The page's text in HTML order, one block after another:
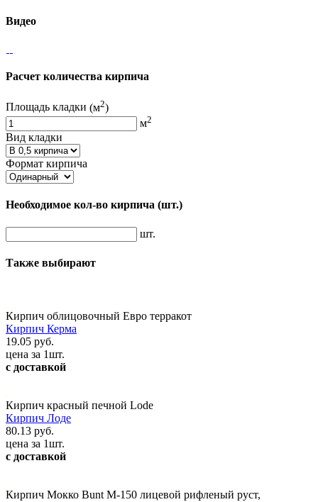
Видео
Расчет количества кирпича
Площадь кладки (м2)
м2
Вид кладки
Формат кирпича
Необходимое кол-во кирпича (шт.)
шт.
Также выбирают
Кирпич облицовочный Евро терракот
Кирпич Керма
19.05 руб.
цена за 1шт.
с доставкой
Кирпич красный печной Lode
Кирпич Лоде
80.13 руб.
цена за 1шт.
с доставкой
Кирпич Мокко Bunt М-150 лицевой рифленый руст,